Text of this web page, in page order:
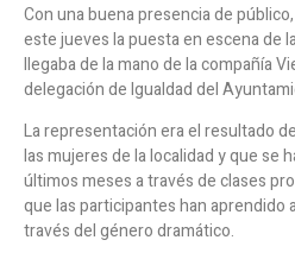
Con una buena presencia de
este jueves la puesta en escena de
llegaba de la mano de la compañía
delegación de Igualdad del
La representación era el resultado
las mujeres de la localidad y que se
últimos meses a través de clases
que las participantes han aprendido
través del género dramático.